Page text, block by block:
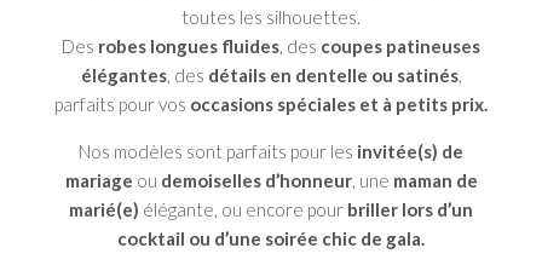
toutes les silhouettes.
Des robes longues fluides, des coupes patineuses
élégantes, des détails en dentelle ou satinés,
parfaits pour vos occasions spéciales et à petits prix.
Nos modèles sont parfaits pour les invitée(s) de
mariage ou demoiselles d’honneur, une maman de
marié(e) élégante, ou encore pour briller lors d’un
cocktail ou d’une soirée chic de gala.